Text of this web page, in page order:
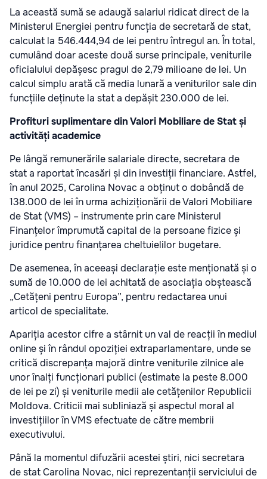
La această sumă se adaugă salariul ridicat direct de la
Ministerul Energiei pentru funcția de secretară de stat,
calculat la 546.444,94 de lei pentru întregul an. În total,
cumulând doar aceste două surse principale, veniturile
oficialului depășesc pragul de 2,79 milioane de lei. Un
calcul simplu arată că media lunară a veniturilor sale din
funcțiile deținute la stat a depășit 230.000 de lei.
Profituri suplimentare din Valori Mobiliare de Stat și
activități academice
Pe lângă remunerările salariale directe, secretara de
stat a raportat încasări și din investiții financiare. Astfel,
în anul 2025, Carolina Novac a obținut o dobândă de
138.000 de lei în urma achiziționării de Valori Mobiliare
de Stat (VMS) – instrumente prin care Ministerul
Finanțelor împrumută capital de la persoane fizice și
juridice pentru finanțarea cheltuielilor bugetare.
De asemenea, în aceeași declarație este menționată și o
sumă de 10.000 de lei achitată de asociația obștească
„Cetățeni pentru Europa”, pentru redactarea unui
articol de specialitate.
Apariția acestor cifre a stârnit un val de reacții în mediul
online și în rândul opoziției extraparlamentare, unde se
critică discrepanța majoră dintre veniturile zilnice ale
unor înalți funcționari publici (estimate la peste 8.000
de lei pe zi) și veniturile medii ale cetățenilor Republicii
Moldova. Criticii mai subliniază și aspectul moral al
investițiilor în VMS efectuate de către membrii
executivului.
Până la momentul difuzării acestei știri, nici secretara
de stat Carolina Novac, nici reprezentanții serviciului de